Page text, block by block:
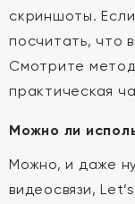
скриншоты.
посчитать, что
Смотрите
практическая
Можно ли
Можно, и даже
видеосвязи,